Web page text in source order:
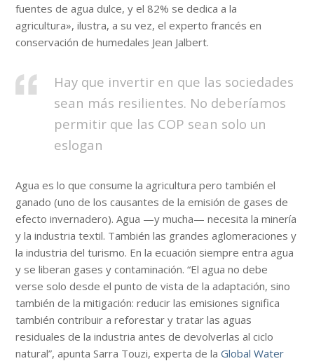
fuentes de agua dulce, y el 82% se dedica a la
agricultura», ilustra, a su vez, el experto francés en
conservación de humedales Jean Jalbert.
Hay que invertir en que las sociedades
sean más resilientes. No deberíamos
permitir que las COP sean solo un
eslogan
Agua es lo que consume la agricultura pero también el
ganado (uno de los causantes de la emisión de gases de
efecto invernadero). Agua —y mucha— necesita la minería
y la industria textil. También las grandes aglomeraciones y
la industria del turismo. En la ecuación siempre entra agua
y se liberan gases y contaminación. “El agua no debe
verse solo desde el punto de vista de la adaptación, sino
también de la mitigación: reducir las emisiones significa
también contribuir a reforestar y tratar las aguas
residuales de la industria antes de devolverlas al ciclo
natural”, apunta Sarra Touzi, experta de laGlobal Water